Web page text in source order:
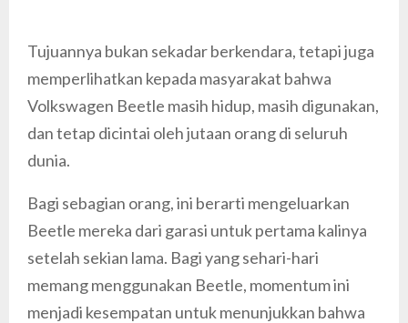
Tujuannya bukan sekadar berkendara, tetapi juga
memperlihatkan kepada masyarakat bahwa
Volkswagen Beetle masih hidup, masih digunakan,
dan tetap dicintai oleh jutaan orang di seluruh
dunia.
Bagi sebagian orang, ini berarti mengeluarkan
Beetle mereka dari garasi untuk pertama kalinya
setelah sekian lama. Bagi yang sehari-hari
memang menggunakan Beetle, momentum ini
menjadi kesempatan untuk menunjukkan bahwa